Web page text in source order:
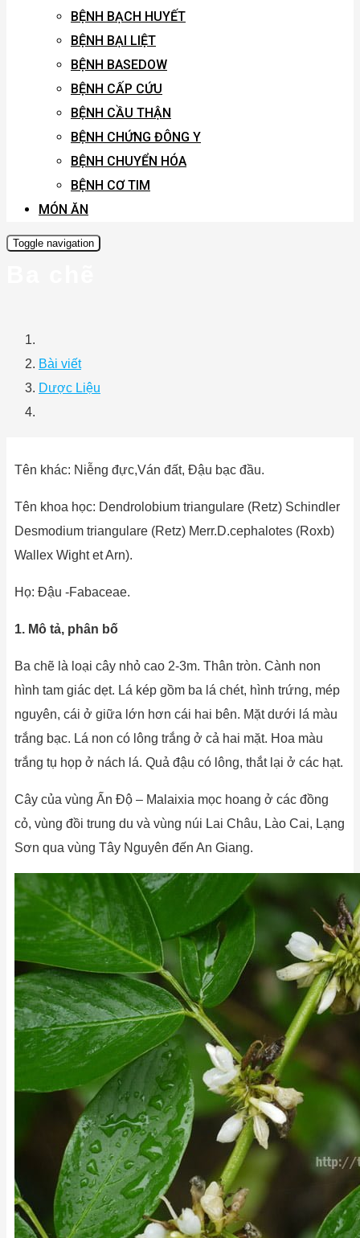
BỆNH BẠCH HUYẾT
BỆNH BẠI LIỆT
BỆNH BASEDOW
BỆNH CẤP CỨU
BỆNH CẦU THẬN
BỆNH CHỨNG ĐÔNG Y
BỆNH CHUYỂN HÓA
BỆNH CƠ TIM
MÓN ĂN
Toggle navigation
Bài viết
Dược Liệu
Tên khác: Niễng đực,Ván đất, Ðậu bạc đầu.
Tên khoa học: Dendrolobium triangulare (Retz) Schindler
Desmodium triangulare (Retz) Merr.D.cephalotes (Roxb)
Wallex Wight et Arn).
Họ: Ðậu -Fabaceae.
1. Mô tả, phân bố
Ba chẽ là loại cây nhỏ cao 2-3m. Thân tròn. Cành non
hình tam giác dẹt. Lá kép gồm ba lá chét, hình trứng, mép
nguyên, cái ở giữa lớn hơn cái hai bên. Mặt dưới lá màu
trắng bạc. Lá non có lông trắng ở cả hai mặt. Hoa màu
trắng tụ họp ở nách lá. Quả đậu có lông, thắt lại ở các hạt.
Cây của vùng Ấn Độ – Malaixia mọc hoang ở các đồng
cỏ, vùng đồi trung du và vùng núi Lai Châu, Lào Cai, Lạng
Sơn qua vùng Tây Nguyên đến An Giang.